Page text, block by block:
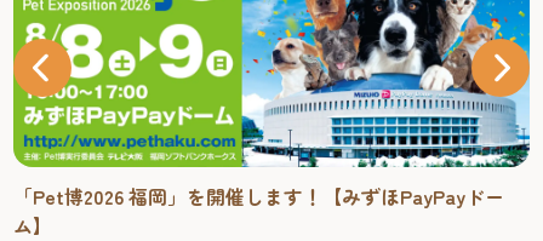
「Pet博2026 福岡」を開催します！【みずほPayPayドー
ム】